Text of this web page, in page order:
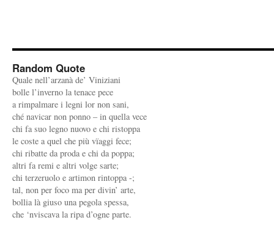
Random Quote
Quale nell’arzanà de’ Viniziani
bolle l’inverno la tenace pece
a rimpalmare i legni lor non sani,
ché navicar non ponno – in quella vece
chi fa suo legno nuovo e chi ristoppa
le coste a quel che più vïaggi fece;
chi ribatte da proda e chi da poppa;
altri fa remi e altri volge sarte;
chi terzeruolo e artimon rintoppa -;
tal, non per foco ma per divin’ arte,
bollia là giuso una pegola spessa,
che ‘nviscava la ripa d’ogne parte.